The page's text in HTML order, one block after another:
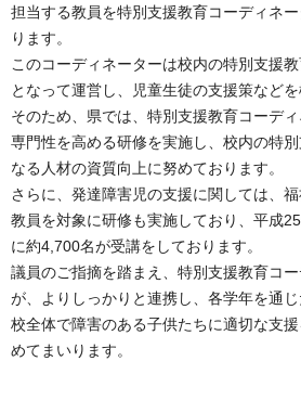
担当する教員を特別支援教育コーディネ
ります。
このコーディネーターは校内の特別支援
となって運営し、児童生徒の支援策などを
そのため、県では、特別支援教育コーディ
専門性を高める研修を実施し、校内の特
なる人材の資質向上に努めております。
さらに、発達障害児の支援に関しては、
教員を対象に研修も実施しており、平成
に約4,700名が受講をしております。
議員のご指摘を踏まえ、特別支援教育コ
が、よりしっかりと連携し、各学年を通
校全体で障害のある子供たちに適切な支
めてまいります。